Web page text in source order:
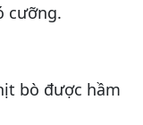
cưỡng.
bò được hầm